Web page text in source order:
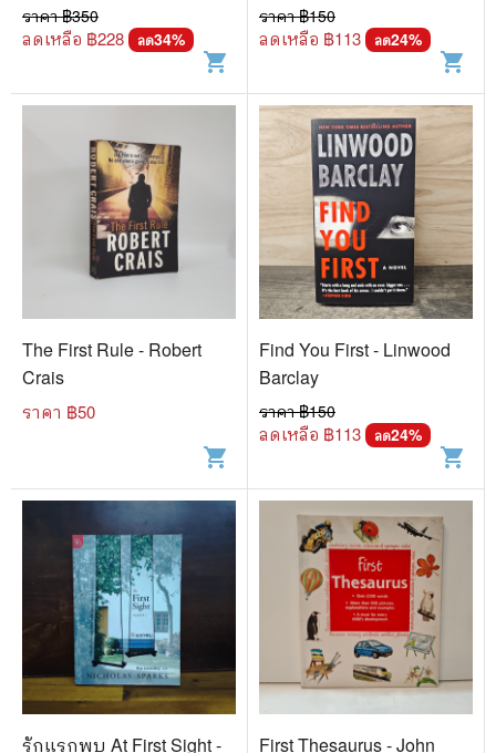
ราคา ฿350
ลดเหลือ ฿228 ลด34%
shopping_cart
ราคา ฿150
ลดเหลือ ฿113 ลด24%
shopping_cart
The First Rule - Robert
Crais
ราคา ฿50
shopping_cart
Find You First - Linwood
Barclay
ราคา ฿150
ลดเหลือ ฿113 ลด24%
shopping_cart
รักแรกพบ At First Sight -
First Thesaurus - John